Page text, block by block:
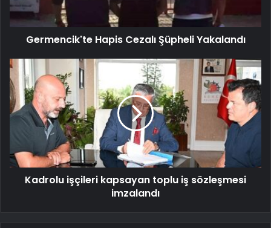
Germencik'te Hapis Cezalı Şüpheli Yakalandı
Kadrolu işçileri kapsayan toplu iş sözleşmesi
imzalandı